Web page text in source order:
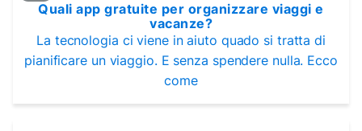
Quali app gratuite per organizzare viaggi e
vacanze?
La tecnologia ci viene in aiuto quado si tratta di
pianificare un viaggio. E senza spendere nulla. Ecco
come